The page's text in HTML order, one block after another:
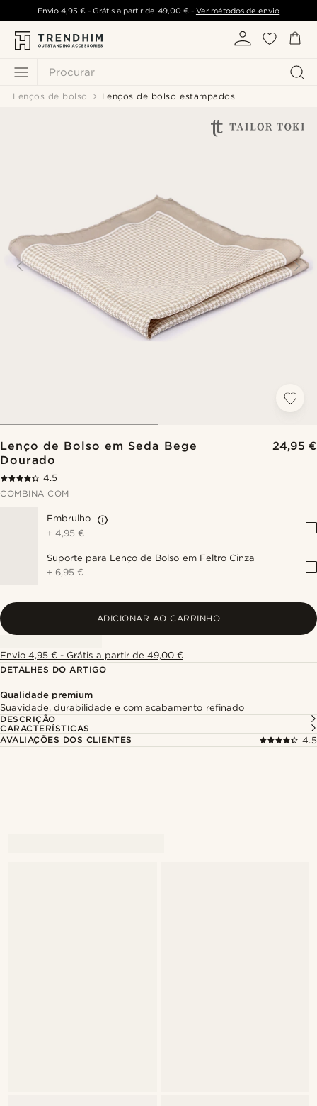
Procurar
Envio 4,95 €- Grátis a partir de 49,00 €- Ver métodos de envio
Lenços de bolso Lenços de bolso estampados
Lenço de Bolso em Seda Bege
Dourado
24,95 €
4.5
COMBINA COM
Embrulho
+4,95 €
Suporte para Lenço de Bolso em Feltro Cinza
+6,95 €
ADICIONAR AO CARRINHO
Envio 4,95 € - Grátis a partir de 49,00 €
DETALHES DO ARTIGO
Qualidade premium
Suavidade, durabilidade e com acabamento refinado
DESCRIÇÃO
CARACTERÍSTICAS
AVALIAÇÕES DOS CLIENTES
4.5